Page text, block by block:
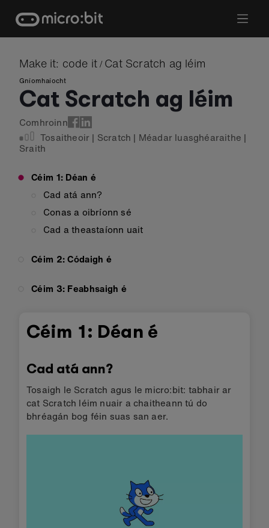
content
Make it: code it / Cat Scratch ag léim
Gníomhaíocht
Cat Scratch ag léim
Comhroinn
Tosaitheoir | Scratch | Méadar luasghéaraithe |
Sraith
Céim 1: Déan é
Cad atá ann?
Conas a oibríonn sé
Cad a theastaíonn uait
Céim 2: Códaigh é
Céim 3: Feabhsaigh é
Céim 1: Déan é
Cad atá ann?
Tosaigh le Scratch agus le micro:bit: tabhair ar
cat Scratch léim nuair a chaitheann tú do
bhréagán bog féin suas san aer.